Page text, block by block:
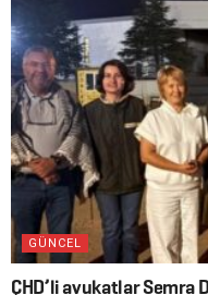
GÜNCEL
ÇHD’li avukatlar